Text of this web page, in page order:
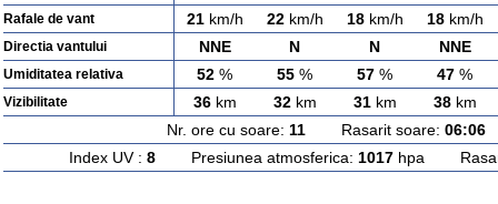
Rafale de vant 21km/h 22km/h 18km/h 18km/h
Directia vantului NNE N N NNE
Umiditatea relativa 52 % 55 % 57 % 47 %
Vizibilitate 36km 32km 31km 38km
Nr. ore cu soare: 11 Rasarit soare: 06:06
Index UV : 8Presiunea atmosferica: 1017hpa